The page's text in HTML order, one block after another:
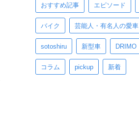
おすすめ記事 エピソード
バイク 芸能人・有名人の愛車
sotoshiru 新型車 DRIMO
コラム pickup 新着